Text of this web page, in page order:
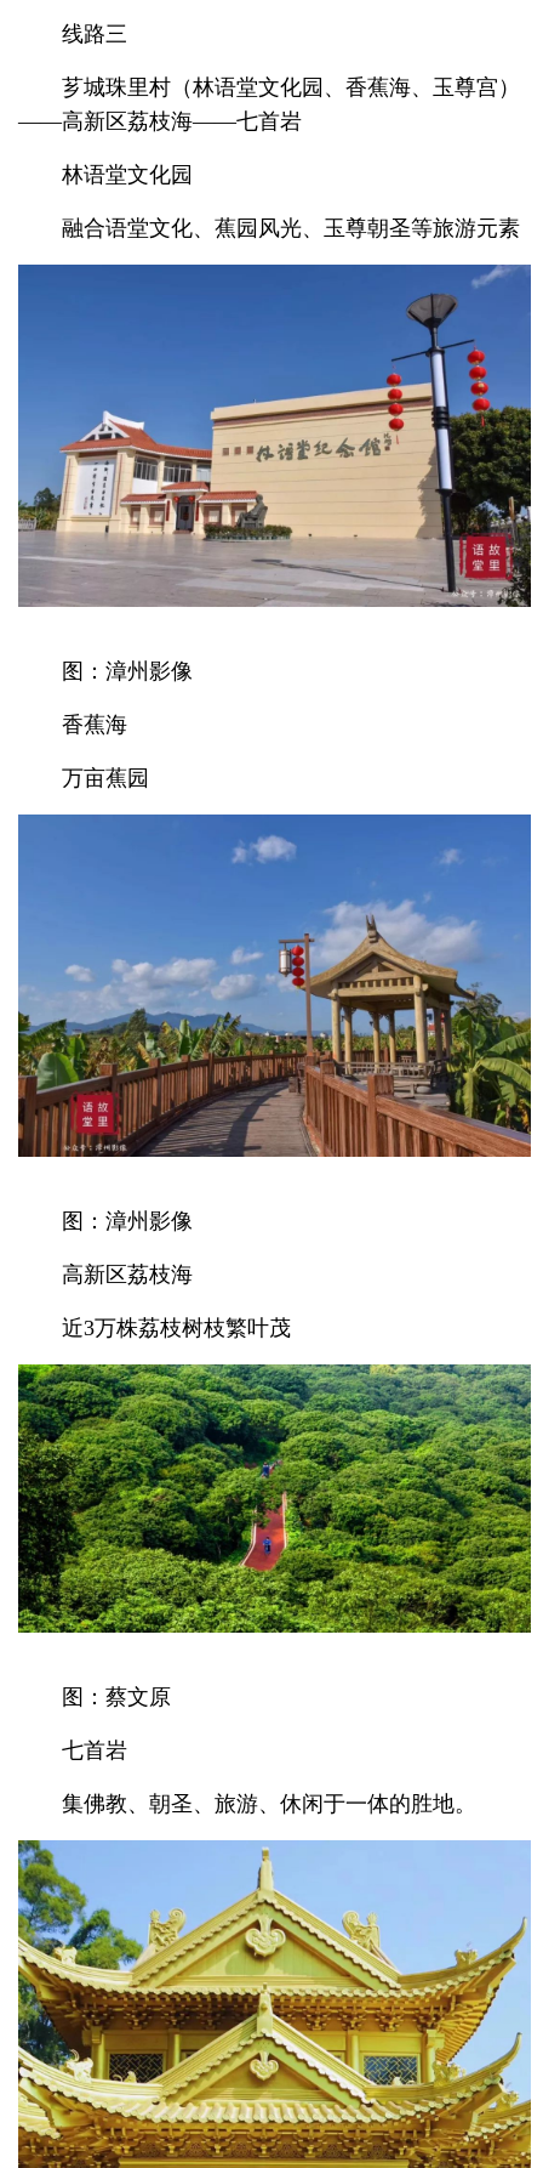
线路三
芗城珠里村（林语堂文化园、香蕉海、玉尊宫）
——高新区荔枝海——七首岩
林语堂文化园
融合语堂文化、蕉园风光、玉尊朝圣等旅游元素
图：漳州影像
香蕉海
万亩蕉园
图：漳州影像
高新区荔枝海
近3万株荔枝树枝繁叶茂
图：蔡文原
七首岩
集佛教、朝圣、旅游、休闲于一体的胜地。